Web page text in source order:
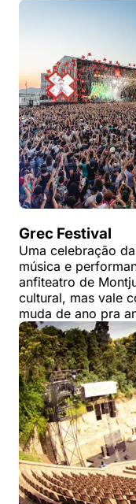
Grec Festival
Uma celebração
música e
anfiteatro de
cultural, mas vale
muda de ano pra